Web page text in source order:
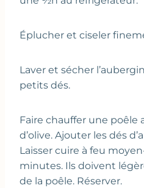
Éplucher et ciseler
Laver et sécher
petits dés.
Faire chauffer une poêle
d’olive. Ajouter les dés
Laisser cuire à feu
minutes. Ils doivent
de la poêle. Réserver.